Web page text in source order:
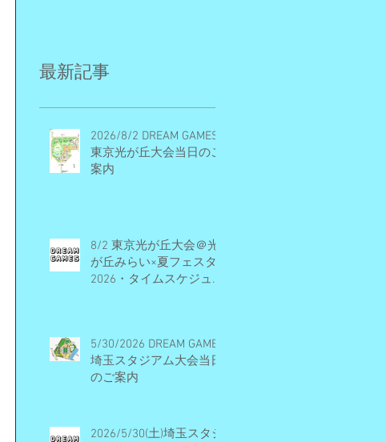
最新記事
2026/8/2 DREAM GAMES
東京光が丘大会当日のご
案内
8/2 東京光が丘大会＠光
が丘みらい×夏フェスタ
2026・タイムスケジュー
5/30/2026 DREAM GAMES
埼玉スタジアム大会当日
のご案内
2026/5/30(土)埼玉スタジ